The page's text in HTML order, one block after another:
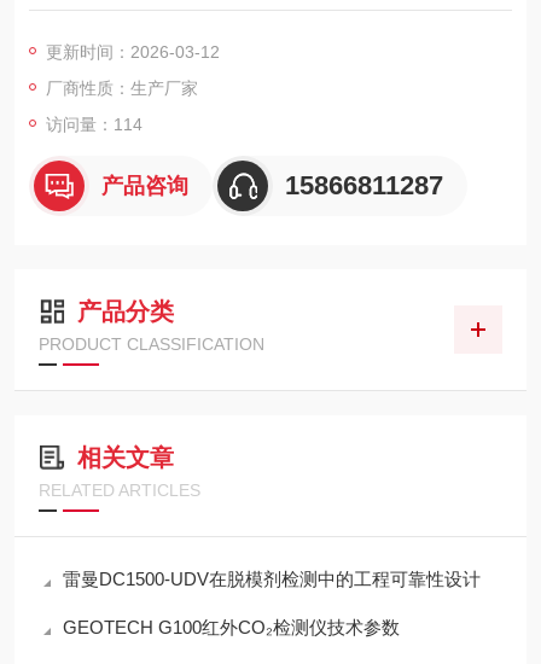
更新时间：2026-03-12
厂商性质：生产厂家
访问量：114
产品咨询 15866811287
产品分类
PRODUCT CLASSIFICATION
相关文章
RELATED ARTICLES
雷曼DC1500-UDV在脱模剂检测中的工程可靠性设计
GEOTECH G100红外CO₂检测仪技术参数